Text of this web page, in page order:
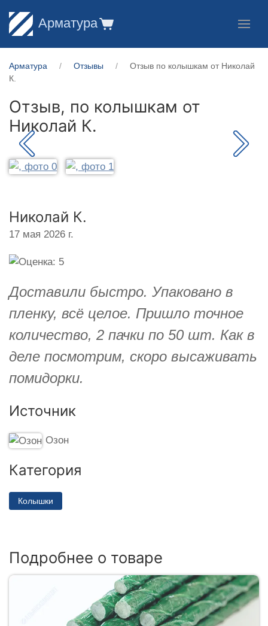
Арматура
Арматура Отзывы
Отзыв по колышкам от Николай
К.
Отзыв, по колышкам от
Николай К.
Николай К.
17 мая 2026 г.
Доставили быстро. Упаковано в
пленку, всё целое. Пришло точное
количество, 2 пачки по 50 шт. Как в
деле посмотрим, скоро высаживать
помидорки.
Источник
Озон
Категория
Колышки
Подробнее о товаре